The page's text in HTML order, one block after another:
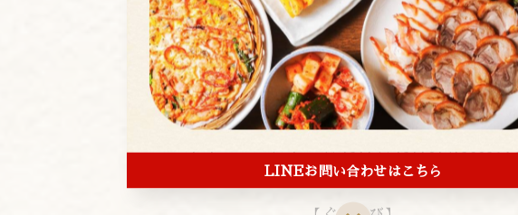
そしたら、アレンモクの美味しいチヂミを
食べに来て下さいね♪
▼Web予約▼
【食べログ】
LINEお問い合わせはこちら